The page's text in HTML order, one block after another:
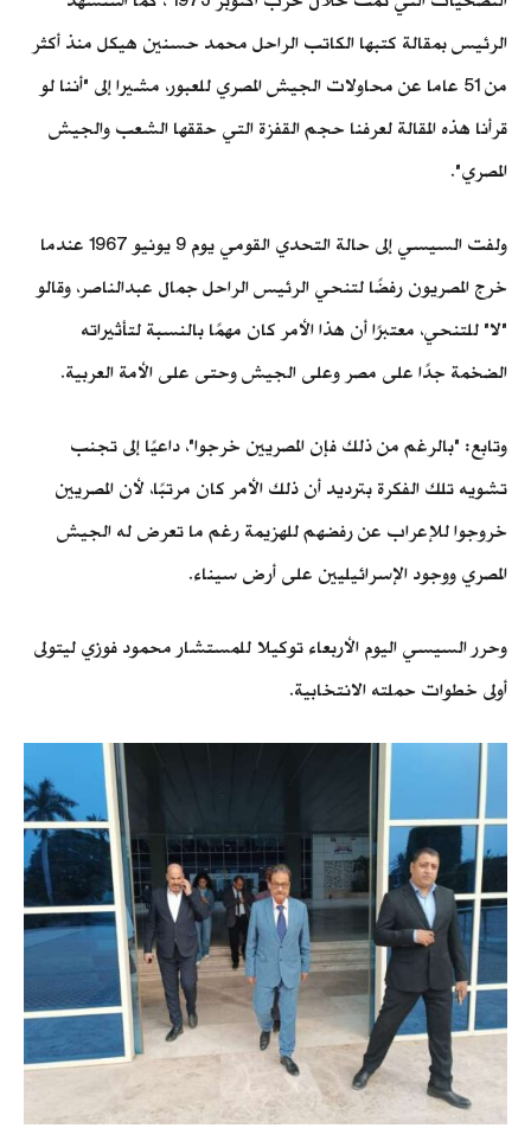
الرئيس بمقالة كتبها الكاتب الراحل محمد حسنين هيكل منذ أكثر
من 51 عاما عن محاولات الجيش المصري للعبور، مشيرا إلى "أننا لو
قرأنا هذه المقالة لعرفنا حجم القفزة التي حققها الشعب والجيش
المصري".
ولفت السيسي إلى حالة التحدي القومي يوم 9 يونيو 1967 عندما
خرج المصريون رفضًا لتنحي الرئيس الراحل جمال عبدالناصر، وقالو
"لا" للتنحي، معتبرًا أن هذا الأمر كان مهمًا بالنسبة لتأثيراته
الضخمة جدًا على مصر وعلى الجيش وحتى على الأمة العربية.
وتابع: "بالرغم من ذلك فإن المصريين خرجوا"، داعيًا إلى تجنب
تشويه تلك الفكرة بترديد أن ذلك الأمر كان مرتبًا، لأن المصريين
خروجوا للإعراب عن رفضهم للهزيمة رغم ما تعرض له الجيش
المصري ووجود الإسرائيليين على أرض سيناء.
وحرر السيسي اليوم الأربعاء توكيلا للمستشار محمود فوزي ليتولى
أولى خطوات حملته الانتخابية.